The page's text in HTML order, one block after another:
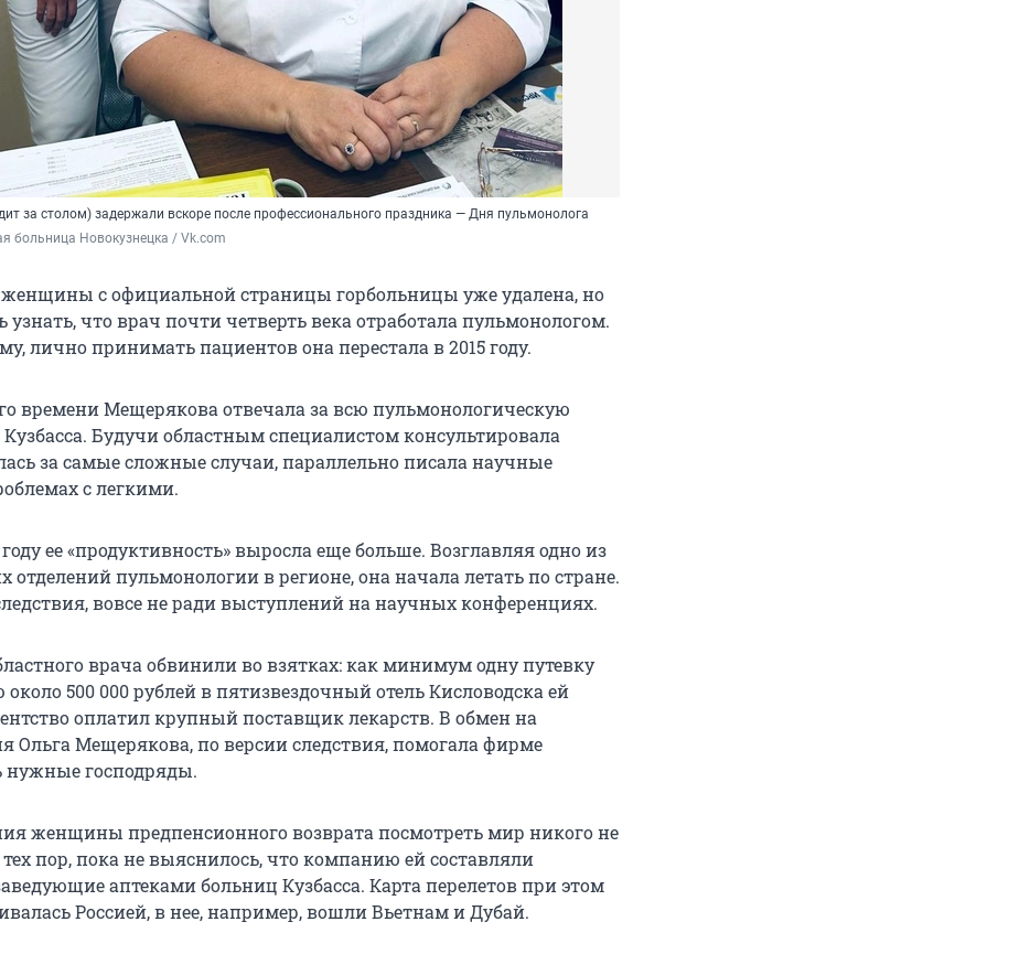
за столом) задержали вскоре после профессионального праздника — Дня пульмонолога
больница Новокузнецка / Vk.com
с официальной страницы горбольницы уже удалена, но
узнать, что врач почти четверть века отработала пульмонологом.
лично принимать пациентов она перестала в 2015 году.
времени Мещерякова отвечала за всю пульмонологическую
Будучи областным специалистом консультировала
за самые сложные случаи, параллельно писала научные
с легкими.
ее «продуктивность» выросла еще больше. Возглавляя одно из
отделений пульмонологии в регионе, она начала летать по стране.
вовсе не ради выступлений на научных конференциях.
врача обвинили во взятках: как минимум одну путевку
500 000 рублей в пятизвездочный отель Кисловодска ей
оплатил крупный поставщик лекарств. В обмен на
Ольга Мещерякова, по версии следствия, помогала фирме
нужные господряды.
женщины предпенсионного возврата посмотреть мир никого не
пор, пока не выяснилось, что компанию ей составляли
аптеками больниц Кузбасса. Карта перелетов при этом
Россией, в нее, например, вошли Вьетнам и Дубай.